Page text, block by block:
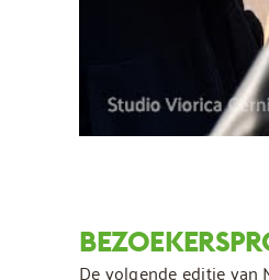
De volgende editie van